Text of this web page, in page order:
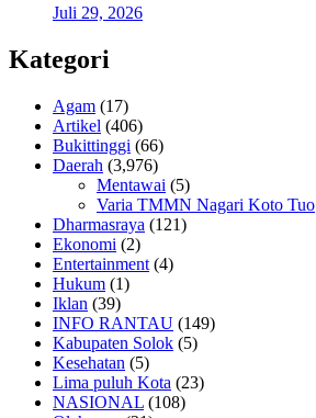
Juli 29, 2026
Kategori
Agam (17)
Artikel (406)
Bukittinggi (66)
Daerah (3,976)
Mentawai (5)
Varia TMMN Nagari Koto Tuo
Dharmasraya (121)
Ekonomi (2)
Entertainment (4)
Hukum (1)
Iklan (39)
INFO RANTAU (149)
Kabupaten Solok (5)
Kesehatan (5)
Lima puluh Kota (23)
NASIONAL (108)